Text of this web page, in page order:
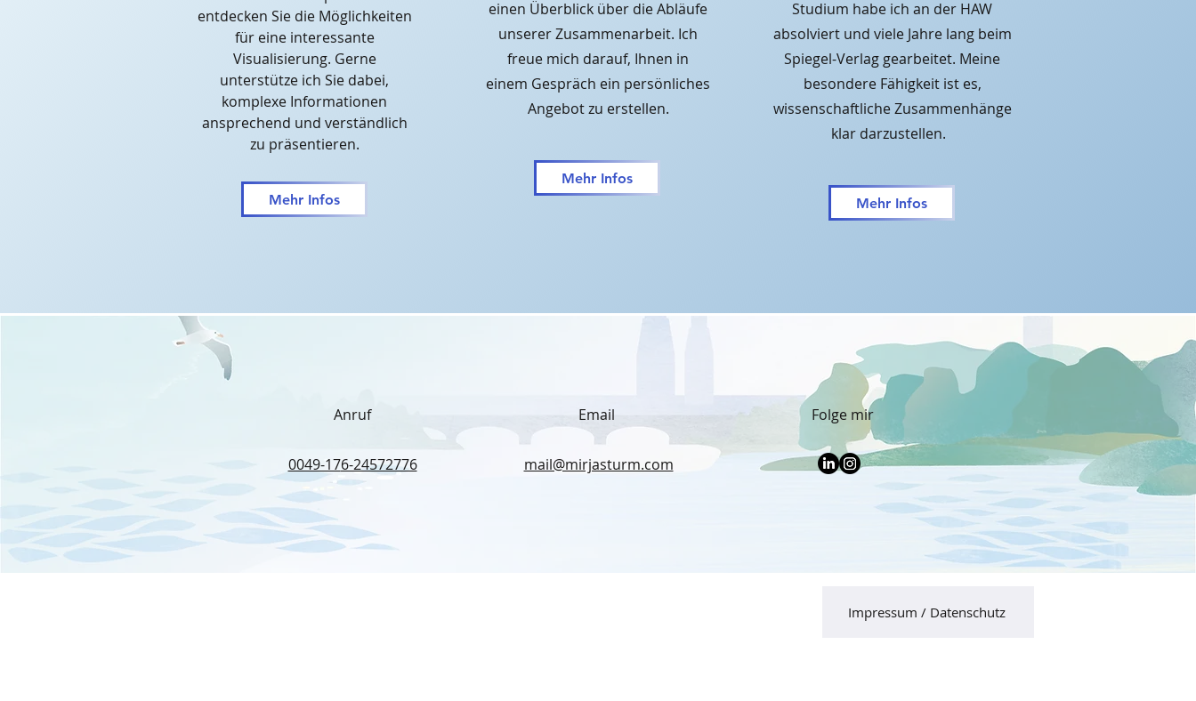
entdecken Sie die Möglichkeiten
für eine interessante
Visualisierung. Gerne
unterstütze ich Sie dabei,
komplexe Informationen
ansprechend und verständlich
zu präsentieren.
Mehr Infos
einen Überblick über die Abläufe
unserer Zusammenarbeit. Ich
freue mich darauf, Ihnen in
einem Gespräch ein persönliches
Angebot zu erstellen.
Mehr Infos
Studium habe ich an der HAW
absolviert und viele Jahre lang beim
Spiegel-Verlag gearbeitet. Meine
besondere Fähigkeit ist es,
wissenschaftliche Zusammenhänge
klar darzustellen.
Mehr Infos
Anruf
0049-176-24572776
Email
mail@mirjasturm.com
Folge mir
Impressum / Datenschutz